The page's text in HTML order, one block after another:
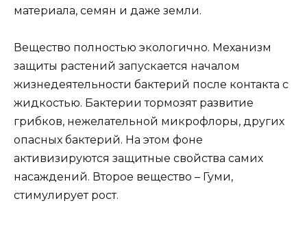
материала, семян и даже земли.
Вещество полностью экологично. Механизм
защиты растений запускается началом
жизнедеятельности бактерий после контакта с
жидкостью. Бактерии тормозят развитие
грибков, нежелательной микрофлоры, других
опасных бактерий. На этом фоне
активизируются защитные свойства самих
насаждений. Второе вещество – Гуми,
стимулирует рост.